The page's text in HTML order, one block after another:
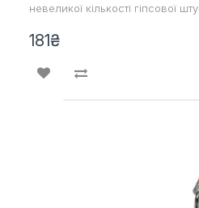
невеликої кількості гіпсової
181₴